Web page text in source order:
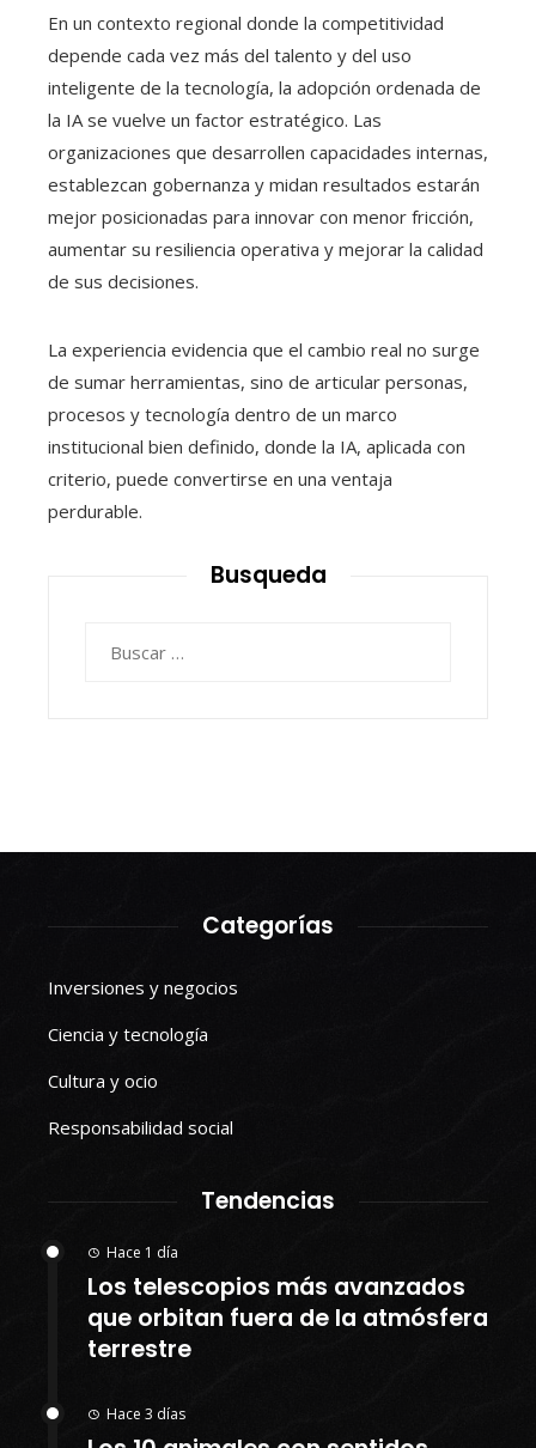
En un contexto regional donde la competitividad
depende cada vez más del talento y del uso
inteligente de la tecnología, la adopción ordenada de
la IA se vuelve un factor estratégico. Las
organizaciones que desarrollen capacidades internas,
establezcan gobernanza y midan resultados estarán
mejor posicionadas para innovar con menor fricción,
aumentar su resiliencia operativa y mejorar la calidad
de sus decisiones.
La experiencia evidencia que el cambio real no surge
de sumar herramientas, sino de articular personas,
procesos y tecnología dentro de un marco
institucional bien definido, donde la IA, aplicada con
criterio, puede convertirse en una ventaja
perdurable.
Busqueda
Categorías
Inversiones y negocios
Ciencia y tecnología
Cultura y ocio
Responsabilidad social
Tendencias
Hace 1 día
Los telescopios más avanzados
que orbitan fuera de la atmósfera
terrestre
Hace 3 días